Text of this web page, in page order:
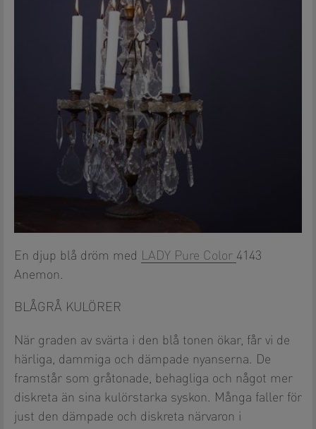
En djup blå dröm med LADY Pure Color 4143
Anemon.
BLÅGRÅ KULÖRER
När graden av svärta i den blå tonen ökar, får vi de
härliga, dammiga och dämpade nyanserna. De
framstår som gråtonade, behagliga och något mer
diskreta än sina kulörstarka syskon. Många faller för
just den dämpade och diskreta närvaron i